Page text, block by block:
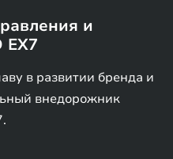
и
EX7
в развитии бренда и
внедорожник